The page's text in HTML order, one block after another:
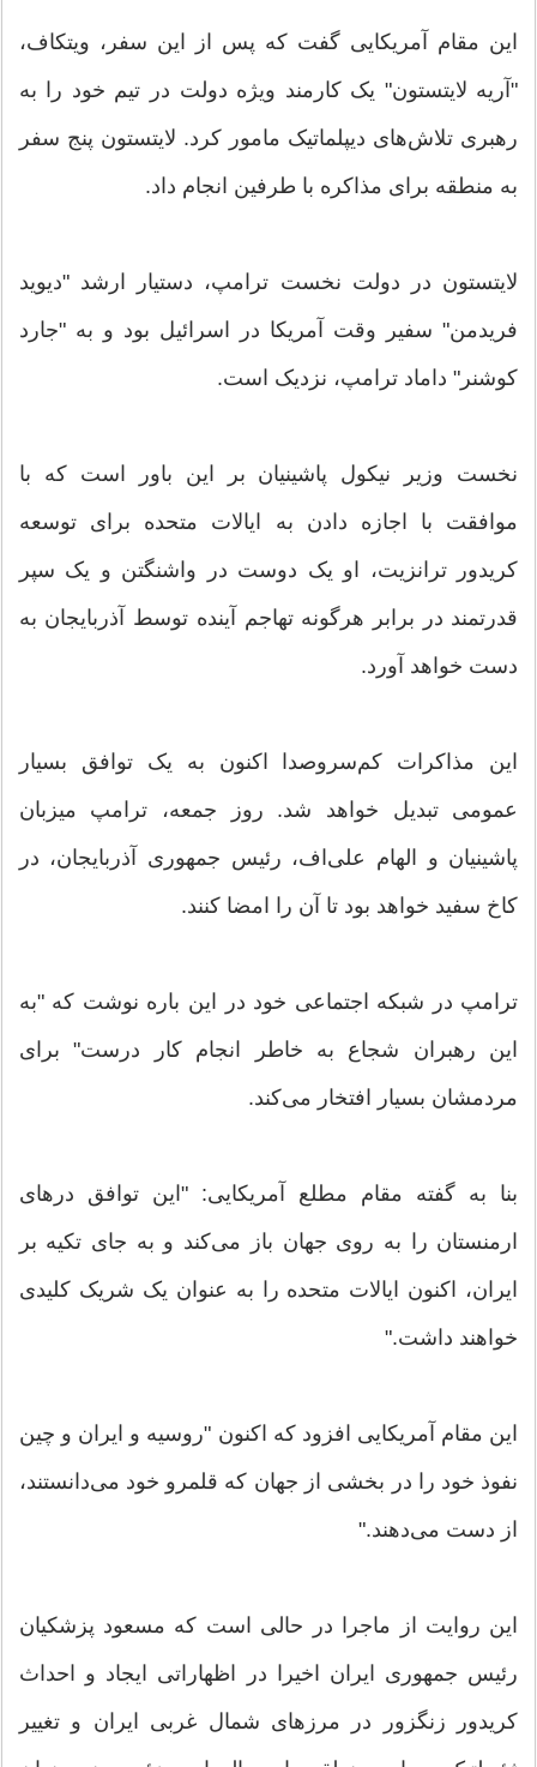
این مقام آمریکایی گفت که پس از این سفر، ویتکاف،
"آریه لایتستون" یک کارمند ویژه دولت در تیم خود را به
رهبری تلاش‌های دیپلماتیک مامور کرد. لایتستون پنج سفر
به منطقه برای مذاکره با طرفین انجام داد.
لایتستون در دولت نخست ترامپ، دستیار ارشد "دیوید
فریدمن" سفیر وقت آمریکا در اسرائیل بود و به "جارد
کوشنر" داماد ترامپ، نزدیک است.
نخست وزیر نیکول پاشینیان بر این باور است که با
موافقت با اجازه دادن به ایالات متحده برای توسعه
کریدور ترانزیت، او یک دوست در واشنگتن و یک سپر
قدرتمند در برابر هرگونه تهاجم آینده توسط آذربایجان به
دست خواهد آورد.
این مذاکرات کم‌سروصدا اکنون به یک توافق بسیار
عمومی تبدیل خواهد شد. روز جمعه، ترامپ میزبان
پاشینیان و الهام علی‌اف، رئیس جمهوری آذربایجان، در
کاخ سفید خواهد بود تا آن را امضا کنند.
ترامپ در شبکه اجتماعی خود در این باره نوشت که "به
این رهبران شجاع به خاطر انجام کار درست" برای
مردمشان بسیار افتخار می‌کند.
بنا به گفته مقام مطلع آمریکایی: "این توافق درهای
ارمنستان را به روی جهان باز می‌کند و به جای تکیه بر
ایران، اکنون ایالات متحده را به عنوان یک شریک کلیدی
خواهند داشت."
این مقام آمریکایی افزود که اکنون "روسیه و ایران و چین
نفوذ خود را در بخشی از جهان که قلمرو خود می‌دانستند،
از دست می‌دهند."
این روایت از ماجرا در حالی است که مسعود پزشکیان
رئیس جمهوری ایران اخیرا در اظهاراتی ایجاد و احداث
کریدور زنگزور در مرزهای شمال غربی ایران و تغییر